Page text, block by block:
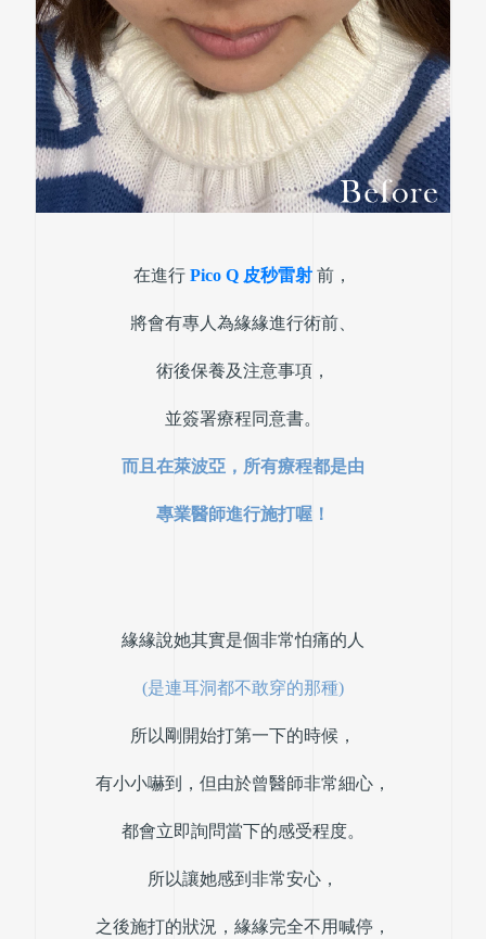
在進行Pico Q 皮秒雷射 前，
將會有專人為緣緣進行術前、
術後保養及注意事項，
並簽署療程同意書。
而且在萊波亞，所有療程都是由
專業醫師進行施打喔！
緣緣說她其實是個非常怕痛的人
(是連耳洞都不敢穿的那種)
所以剛開始打第一下的時候，
有小小嚇到，但由於曾醫師非常細心，
都會立即詢問當下的感受程度。
所以讓她感到非常安心，
之後施打的狀況，緣緣完全不用喊停，